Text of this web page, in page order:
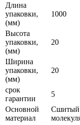
Длина
упаковки,
(мм)
1000
Высота
упаковки,
(мм)
20
Ширина
упаковки,
(мм)
20
срок
гарантии
5
Основной
материал
Сшитый